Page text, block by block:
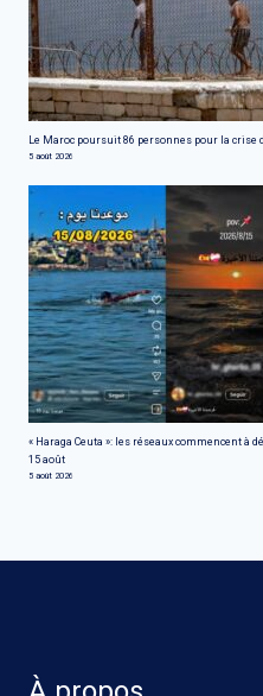
Le Maroc poursuit 86 personnes pour la crise
5 août 2026
« Haraga Ceuta »: les réseaux commencent
15 août
5 août 2026